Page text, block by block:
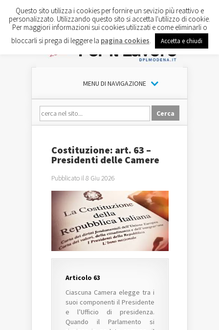
MENU DI NAVIGAZIONE
Costituzione: art. 63 –
Presidenti delle Camere
Pubblicato il 8 Giu 2026
Articolo 63
Ciascuna Camera elegge tra i
suoi componenti il Presidente
e l’Ufficio di presidenza.
Quando il Parlamento si
Questo sito utilizza i cookies per fornire un sevizio più reattivo e
personalizzato. Utilizzando questo sito si accetta l'utilizzo di cookie.
Per maggiori informazioni sui cookies utilizzati e come eliminarli o
bloccarli si prega di leggere la pagina cookies Accetta e chiudi